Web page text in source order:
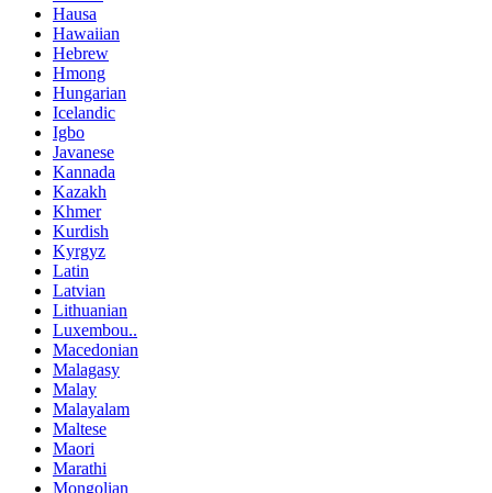
Hausa
Hawaiian
Hebrew
Hmong
Hungarian
Icelandic
Igbo
Javanese
Kannada
Kazakh
Khmer
Kurdish
Kyrgyz
Latin
Latvian
Lithuanian
Luxembou..
Macedonian
Malagasy
Malay
Malayalam
Maltese
Maori
Marathi
Mongolian